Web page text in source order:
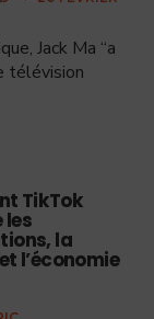
Jack Ma “a
télévision
TikTok
les
la
l’économie